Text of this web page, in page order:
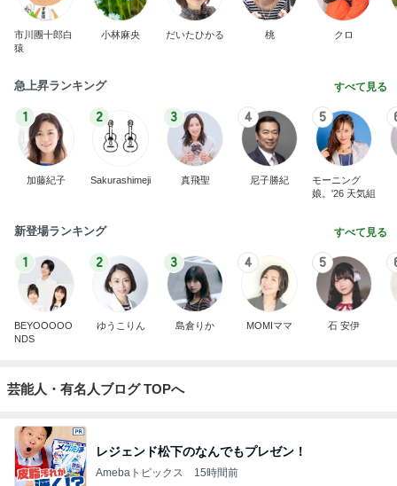
市川團十郎白
猿
小林麻央 だいたひかる 桃 クロ
急上昇ランキング すべて見る
1
加藤紀子
2
Sakurashimeji
3
真飛聖
4
尼子勝紀
5
モーニング
娘。'26 天気組
新登場ランキング すべて見る
1
BEYOOOOO
NDS
2
ゆうこりん
3
島倉りか
4
MOMIママ
5
石 安伊
芸能人・有名人ブログ TOPへ
レジェンド松下のなんでもプレゼン！
Amebaトピックス 15時間前